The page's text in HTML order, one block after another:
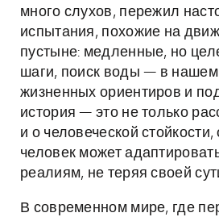
много слухов, пережил
испытания, похожие на
пустыне: медленные, но
шаги, поиск воды — в
жизненных ориентиров и
история — это не только
и о человеческой стойкости,
человек может
реалиям, не теряя своей
В современном мире, где